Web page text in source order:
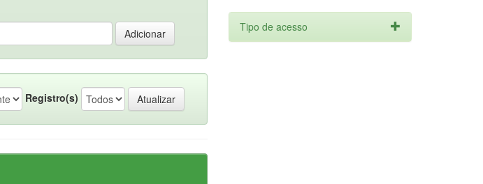
Registro(s)
Tipo de acesso